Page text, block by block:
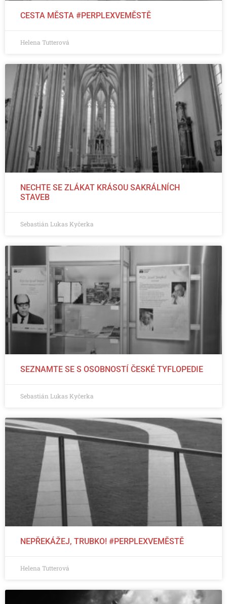
CESTA MĚSTA #PERPLEXVEMĚSTĚ
Helena Tutterová
NECHTE SE ZLÁKAT KRÁSOU SAKRÁLNÍCH
STAVEB
Sebastián Lukas Kyčerka
SEZNAMTE SE S OSOBNOSTÍ ČESKÉ TYFLOPEDIE
Sebastián Lukas Kyčerka
NEPŘEKÁŽEJ, TRUBKO! #PERPLEXVEMĚSTĚ
Helena Tutterová